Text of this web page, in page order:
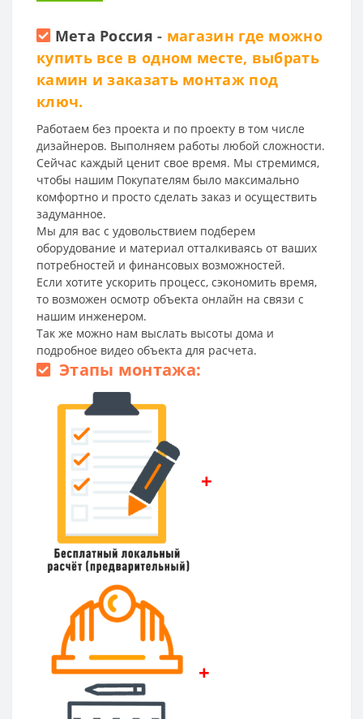
Мета Россия - магазин где можно
купить все в одном месте, выбрать
камин и заказать монтаж под
ключ.
Работаем без проекта и по проекту в том числе
дизайнеров. Выполняем работы любой сложности.
Сейчас каждый ценит свое время. Мы стремимся,
чтобы нашим Покупателям было максимально
комфортно и просто сделать заказ и осуществить
задуманное.
Мы для вас с удовольствием подберем
оборудование и материал отталкиваясь от ваших
потребностей и финансовых возможностей.
Если хотите ускорить процесс, сэкономить время,
то возможен осмотр объекта онлайн на связи с
нашим инженером.
Так же можно нам выслать высоты дома и
подробное видео объекта для расчета.
Этапы монтажа:
+
+